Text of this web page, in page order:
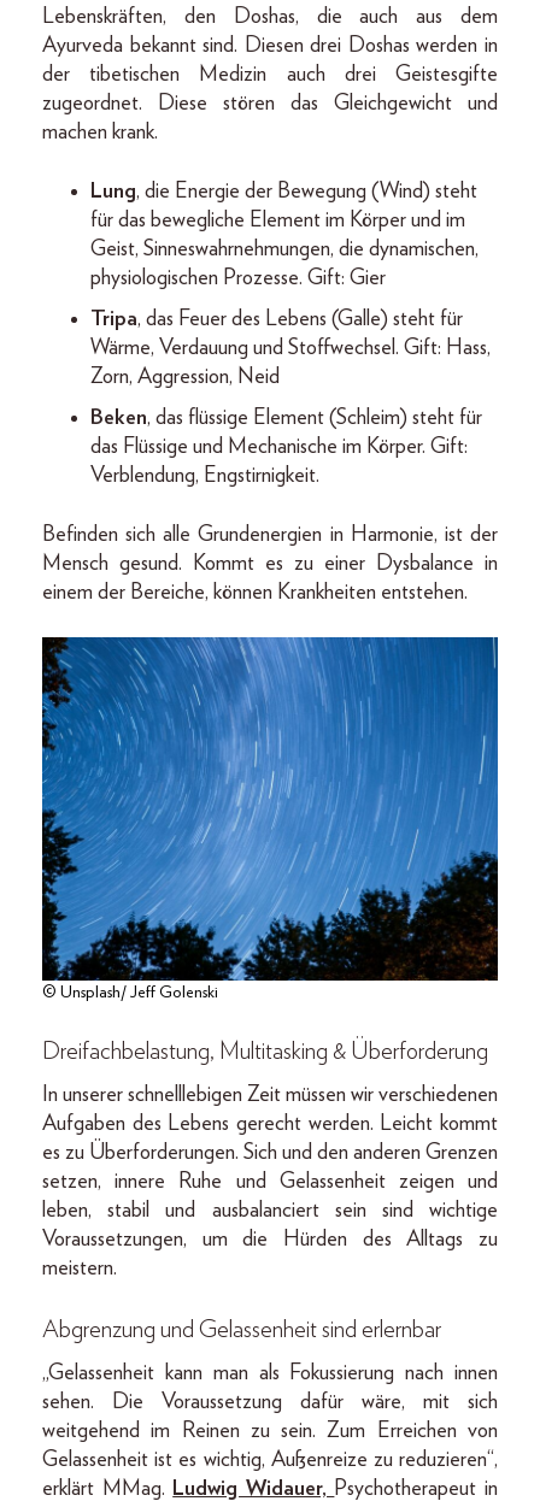
Lebenskräften, den Doshas, die auch aus dem
Ayurveda bekannt sind. Diesen drei Doshas werden in
der tibetischen Medizin auch drei Geistesgifte
zugeordnet. Diese stören das Gleichgewicht und
machen krank.
Lung, die Energie der Bewegung (Wind) steht
für das bewegliche Element im Körper und im
Geist, Sinneswahrnehmungen, die dynamischen,
physiologischen Prozesse. Gift: Gier
Tripa, das Feuer des Lebens (Galle) steht für
Wärme, Verdauung und Stoffwechsel. Gift: Hass,
Zorn, Aggression, Neid
Beken, das flüssige Element (Schleim) steht für
das Flüssige und Mechanische im Körper. Gift:
Verblendung, Engstirnigkeit.
Befinden sich alle Grundenergien in Harmonie, ist der
Mensch gesund. Kommt es zu einer Dysbalance in
einem der Bereiche, können Krankheiten entstehen.
© Unsplash/ Jeff Golenski
Dreifachbelastung, Multitasking & Überforderung
In unserer schnelllebigen Zeit müssen wir verschiedenen
Aufgaben des Lebens gerecht werden. Leicht kommt
es zu Überforderungen. Sich und den anderen Grenzen
setzen, innere Ruhe und Gelassenheit zeigen und
leben, stabil und ausbalanciert sein sind wichtige
Voraussetzungen, um die Hürden des Alltags zu
meistern.
Abgrenzung und Gelassenheit sind erlernbar
„Gelassenheit kann man als Fokussierung nach innen
sehen. Die Voraussetzung dafür wäre, mit sich
weitgehend im Reinen zu sein. Zum Erreichen von
Gelassenheit ist es wichtig, Außenreize zu reduzieren“,
erklärt MMag. Ludwig Widauer, Psychotherapeut in